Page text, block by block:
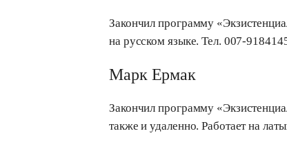
Закончил программу
на русском языке. Тел. 007-
Марк Ермак
Закончил программу
также и удаленно. Работает на